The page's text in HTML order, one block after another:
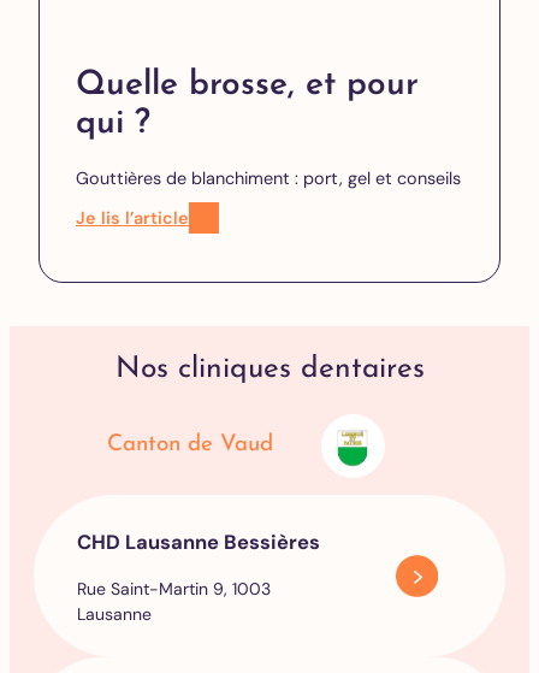
Quelle brosse, et pour
qui ?
Gouttières de blanchiment : port, gel et conseils
Je lis l’article
Nos cliniques dentaires
Canton de Vaud
CHD Lausanne Bessières
Rue Saint-Martin 9, 1003
Lausanne